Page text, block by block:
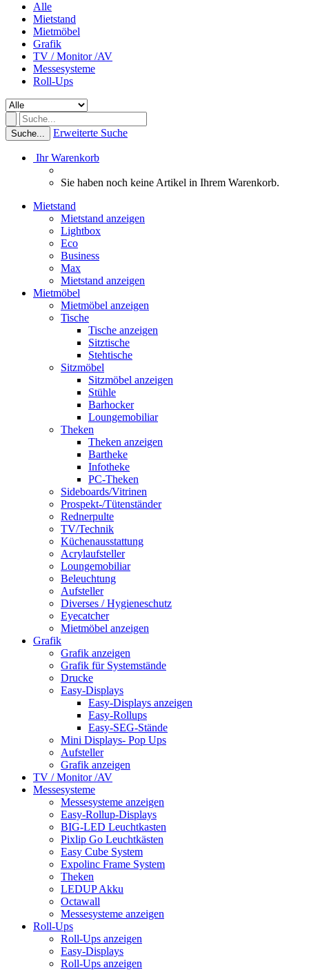
Alle
Mietstand
Mietmöbel
Grafik
TV / Monitor /AV
Messesysteme
Roll-Ups
Suche... Erweiterte Suche
Ihr Warenkorb
Sie haben noch keine Artikel in Ihrem Warenkorb.
Mietstand
Mietstand anzeigen
Lightbox
Eco
Business
Max
Mietstand anzeigen
Mietmöbel
Mietmöbel anzeigen
Tische
Tische anzeigen
Sitztische
Stehtische
Sitzmöbel
Sitzmöbel anzeigen
Stühle
Barhocker
Loungemobiliar
Theken
Theken anzeigen
Bartheke
Infotheke
PC-Theken
Sideboards/Vitrinen
Prospekt-/Tütenständer
Rednerpulte
TV/Technik
Küchenausstattung
Acrylaufsteller
Loungemobiliar
Beleuchtung
Aufsteller
Diverses / Hygieneschutz
Eyecatcher
Mietmöbel anzeigen
Grafik
Grafik anzeigen
Grafik für Systemstände
Drucke
Easy-Displays
Easy-Displays anzeigen
Easy-Rollups
Easy-SEG-Stände
Mini Displays- Pop Ups
Aufsteller
Grafik anzeigen
TV / Monitor /AV
Messesysteme
Messesysteme anzeigen
Easy-Rollup-Displays
BIG-LED Leuchtkasten
Pixlip Go Leuchtkästen
Easy Cube System
Expolinc Frame System
Theken
LEDUP Akku
Octawall
Messesysteme anzeigen
Roll-Ups
Roll-Ups anzeigen
Easy-Displays
Roll-Ups anzeigen